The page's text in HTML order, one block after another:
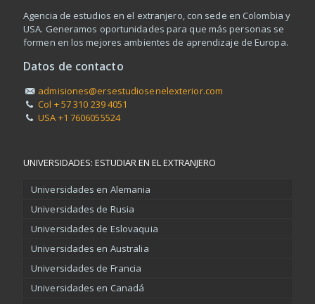
Agencia de estudios en el extranjero, con sede en Colombia y
USA. Generamos oportunidades para que más personas se
formen en los mejores ambientes de aprendizaje de Europa.
Datos de contacto
admisiones@ersestudiosenelexterior.com
Col + 57 310 239 4051
USA +1 7606055524
UNIVERSIDADES: ESTUDIAR EN EL EXTRANJERO
Universidades en Alemania
Universidades de Rusia
Universidades de Eslovaquia
Universidades en Australia
Universidades de Francia
Universidades en Canadá